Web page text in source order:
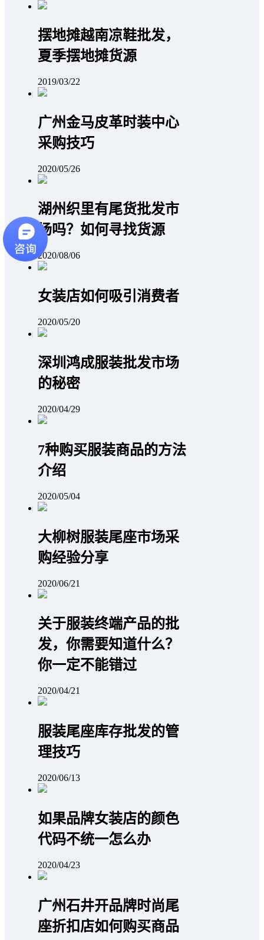
摆地摊越南凉鞋批发，
夏季摆地摊货源
2019/03/22
广州金马皮革时装中心
采购技巧
2020/05/26
湖州织里有尾货批发市
场吗？如何寻找货源
2020/08/06
女装店如何吸引消费者
2020/05/20
深圳鸿成服装批发市场
的秘密
2020/04/29
7种购买服装商品的方法
介绍
2020/05/04
大柳树服装尾座市场采
购经验分享
2020/06/21
关于服装终端产品的批
发，你需要知道什么？
你一定不能错过
2020/04/21
服装尾座库存批发的管
理技巧
2020/06/13
如果品牌女装店的颜色
代码不统一怎么办
2020/04/23
广州石井开品牌时尚尾
座折扣店如何购买商品